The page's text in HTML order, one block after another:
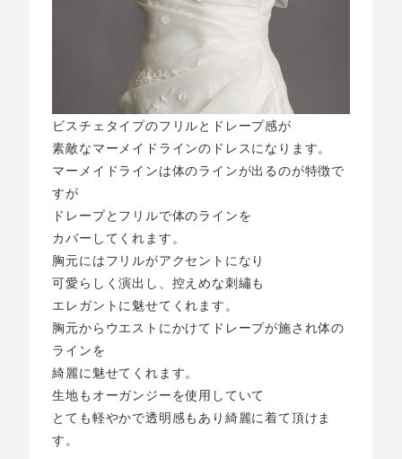
ビスチェタイプのフリルとドレープ感が
素敵なマーメイドラインのドレスになります。
マーメイドラインは体のラインが出るのが特徴で
すが
ドレープとフリルで体のラインを
カバーしてくれます。
胸元にはフリルがアクセントになり
可愛らしく演出し、控えめな刺繡も
エレガントに魅せてくれます。
胸元からウエストにかけてドレープが施され体の
ラインを
綺麗に魅せてくれます。
生地もオーガンジーを使用していて
とても軽やかで透明感もあり綺麗に着て頂けま
す。